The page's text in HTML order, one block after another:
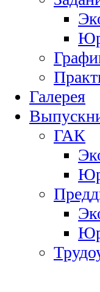
Галерея
ГАК